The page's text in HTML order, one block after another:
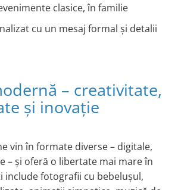
clasice, în familie
cu un mesaj formal și detalii
– creativitate,
și inovație
vin în formate diverse – digitale,
– și oferă o libertate mai mare în
include fotografii cu bebelușul,